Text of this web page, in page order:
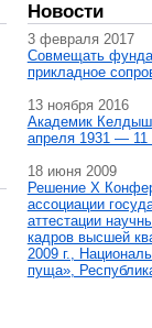
Новости
3 февраля 2017
Совмещать
прикладное
13 ноября 2016
Академик
апреля 1931 — 11
18 июня 2009
Решение X
ассоциации
аттестации
кадров высшей
2009 г.,
пуща»,